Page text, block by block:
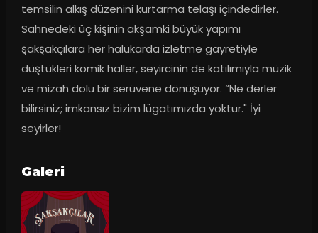
temsilin alkış düzenini kurtarma telaşı içindedirler.
Sahnedeki üç kişinin akşamki büyük yapımı
şakşakçılara her halükarda izletme gayretiyle
düştükleri komik haller, seyircinin de katılımıyla müzik
ve mizah dolu bir serüvene dönüşüyor. “Ne derler
bilirsiniz; imkansız bizim lügatımızda yoktur." İyi
seyirler!
Galeri